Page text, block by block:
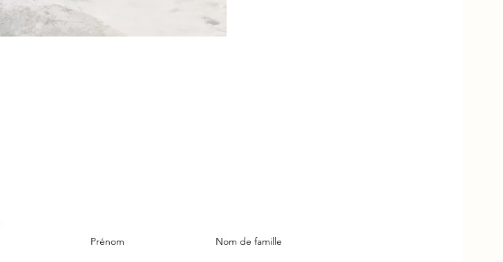
Prénom Nom de famille